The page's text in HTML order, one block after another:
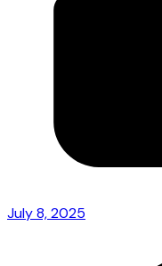
July 8, 2025